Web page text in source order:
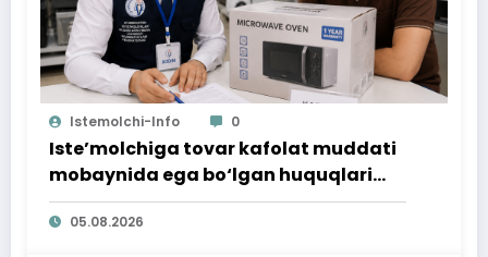
Istemolchi-Info 0
Iste’molchiga tovar kafolat muddati
mobaynida ega bo‘lgan huquqlari
ta’minlab berildi
05.08.2026